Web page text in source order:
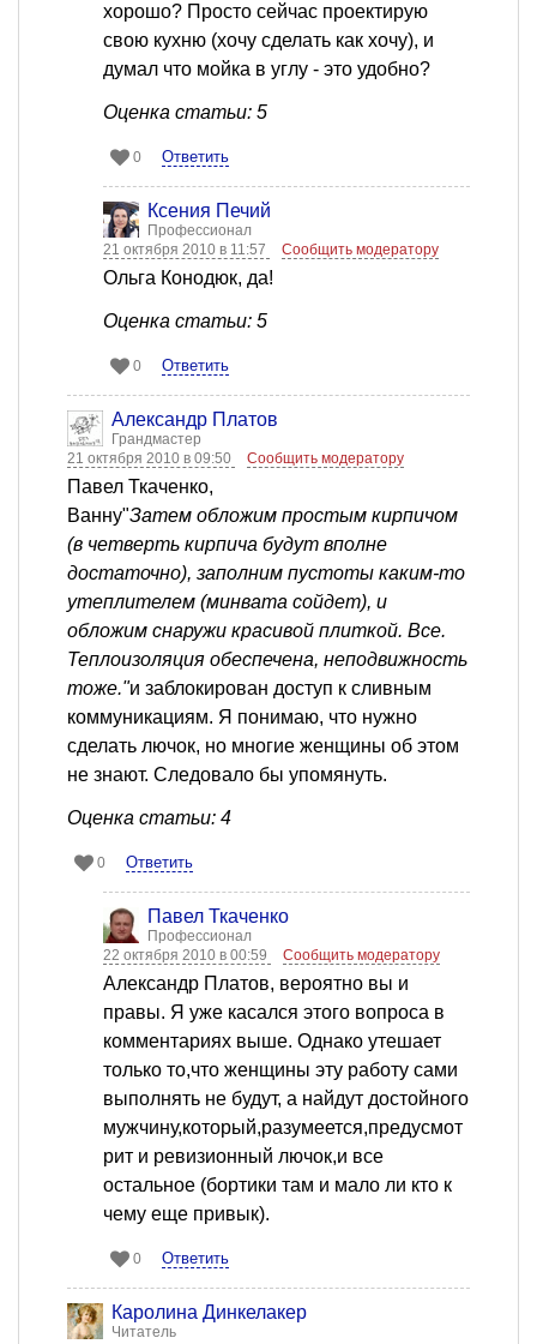
хорошо? Просто сейчас проектирую
свою кухню (хочу сделать как хочу), и
думал что мойка в углу - это удобно?
Оценка статьи: 5
0 Ответить
Ксения Печий
Профессионал
21 октября 2010 в 11:57
Сообщить модератору
Ольга Конодюк, да!
Оценка статьи: 5
0 Ответить
Александр Платов
Грандмастер
21 октября 2010 в 09:50
Сообщить модератору
Павел Ткаченко,
Ванну"Затем обложим простым кирпичом
(в четверть кирпича будут вполне
достаточно), заполним пустоты каким-то
утеплителем (минвата сойдет), и
обложим снаружи красивой плиткой. Все.
Теплоизоляция обеспечена, неподвижность
тоже."и заблокирован доступ к сливным
коммуникациям. Я понимаю, что нужно
сделать лючок, но многие женщины об этом
не знают. Следовало бы упомянуть.
Оценка статьи: 4
0 Ответить
Павел Ткаченко
Профессионал
22 октября 2010 в 00:59
Сообщить модератору
Александр Платов, вероятно вы и
правы. Я уже касался этого вопроса в
комментариях выше. Однако утешает
только то,что женщины эту работу сами
выполнять не будут, а найдут достойного
мужчину,который,разумеется,предусмот
рит и ревизионный лючок,и все
остальное (бортики там и мало ли кто к
чему еще привык).
0 Ответить
Каролина Динкелакер
Читатель